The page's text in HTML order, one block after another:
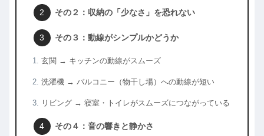
その２：収納の「少なさ」を恐れない
その３：動線がシンプルかどうか
玄関 → キッチンの動線がスムーズ
洗濯機 → バルコニー（物干し場）への動線が短い
リビング → 寝室・トイレがスムーズにつながっている
その４：音の響きと静かさ